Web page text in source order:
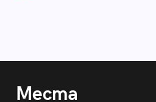
Места